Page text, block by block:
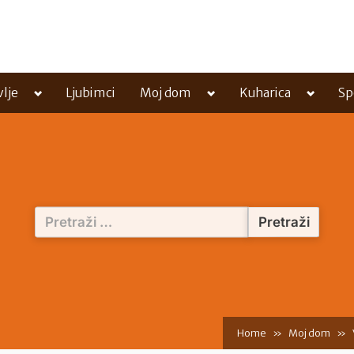
Toggle
menu
Ljubimci Moj dom
Toggle
menu
Kuharica
Toggle
menu
Pretraži:
Home Moj dom